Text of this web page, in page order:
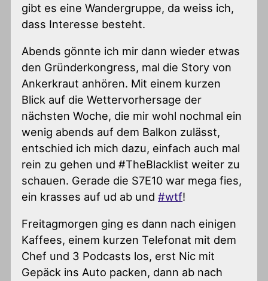
gibt es eine Wandergruppe, da weiss ich,
dass Interesse besteht.
Abends gönnte ich mir dann wieder etwas
den Gründerkongress, mal die Story von
Ankerkraut anhören. Mit einem kurzen
Blick auf die Wettervorhersage der
nächsten Woche, die mir wohl nochmal ein
wenig abends auf dem Balkon zulässt,
entschied ich mich dazu, einfach auch mal
rein zu gehen und #TheBlacklist weiter zu
schauen. Gerade die S7E10 war mega fies,
ein krasses auf ud ab und#wtf!
Freitagmorgen ging es dann nach einigen
Kaffees, einem kurzen Telefonat mit dem
Chef und 3 Podcasts los, erst Nic mit
Gepäck ins Auto packen, dann ab nach